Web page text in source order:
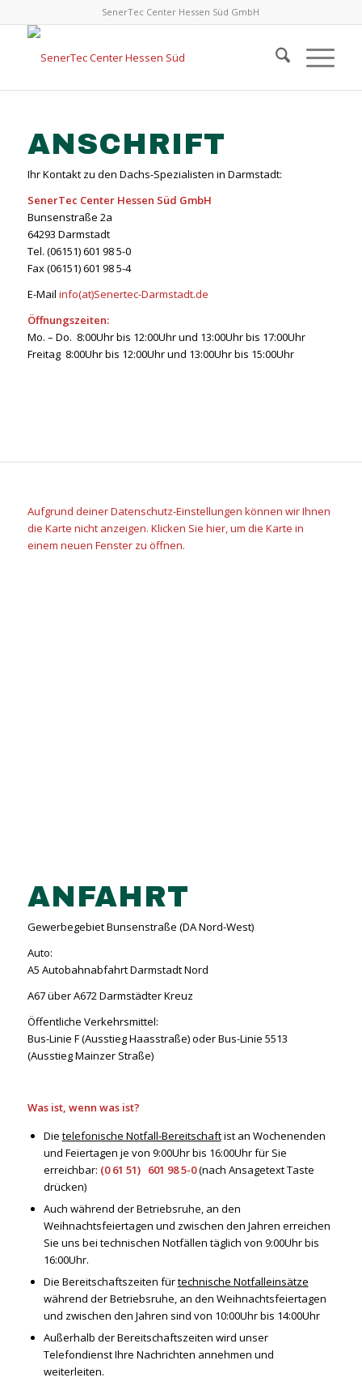
SenerTec Center Hessen Süd GmbH
ANSCHRIFT
Ihr Kontakt zu den Dachs-Spezialisten in Darmstadt:
SenerTec Center Hessen Süd GmbH
Bunsenstraße 2a
64293 Darmstadt
Tel. (06151) 601 98 5-0
Fax (06151) 601 98 5-4
E-Mail info(at)Senertec-Darmstadt.de
Öffnungszeiten:
Mo. – Do. 8:00Uhr bis 12:00Uhr und 13:00Uhr bis 17:00Uhr
Freitag 8:00Uhr bis 12:00Uhr und 13:00Uhr bis 15:00Uhr
Aufgrund deiner Datenschutz-Einstellungen können wir Ihnen
die Karte nicht anzeigen. Klicken Sie hier, um die Karte in
einem neuen Fenster zu öffnen.
ANFAHRT
Gewerbegebiet Bunsenstraße (DA Nord-West)
Auto:
A5 Autobahnabfahrt Darmstadt Nord
A67 über A672 Darmstädter Kreuz
Öffentliche Verkehrsmittel:
Bus-Linie F (Ausstieg Haasstraße) oder Bus-Linie 5513
(Ausstieg Mainzer Straße)
Was ist, wenn was ist?
Die telefonische Notfall-Bereitschaftist an Wochenenden
und Feiertagen je von 9:00Uhr bis 16:00Uhr für Sie
erreichbar: (0 61 51) 601 98 5-0(nach Ansagetext Taste
drücken)
Auch während der Betriebsruhe, an den
Weihnachtsfeiertagen und zwischen den Jahren erreichen
Sie uns bei technischen Notfällen täglich von 9:00Uhr bis
16:00Uhr.
Die Bereitschaftszeiten fürtechnische Notfalleinsätze
während der Betriebsruhe, an den Weihnachtsfeiertagen
und zwischen den Jahren sind von 10:00Uhr bis 14:00Uhr
Außerhalb der Bereitschaftszeiten wird unser
Telefondienst Ihre Nachrichten annehmen und
weiterleiten.